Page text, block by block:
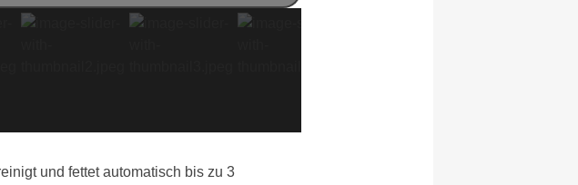
und fettet automatisch bis zu 3